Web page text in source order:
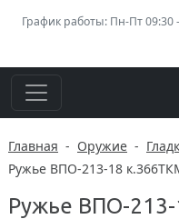
График работы: Пн-Пт 09:30
Главная - Оружие -
Ружье ВПО-213-18
Ружье ВПО-